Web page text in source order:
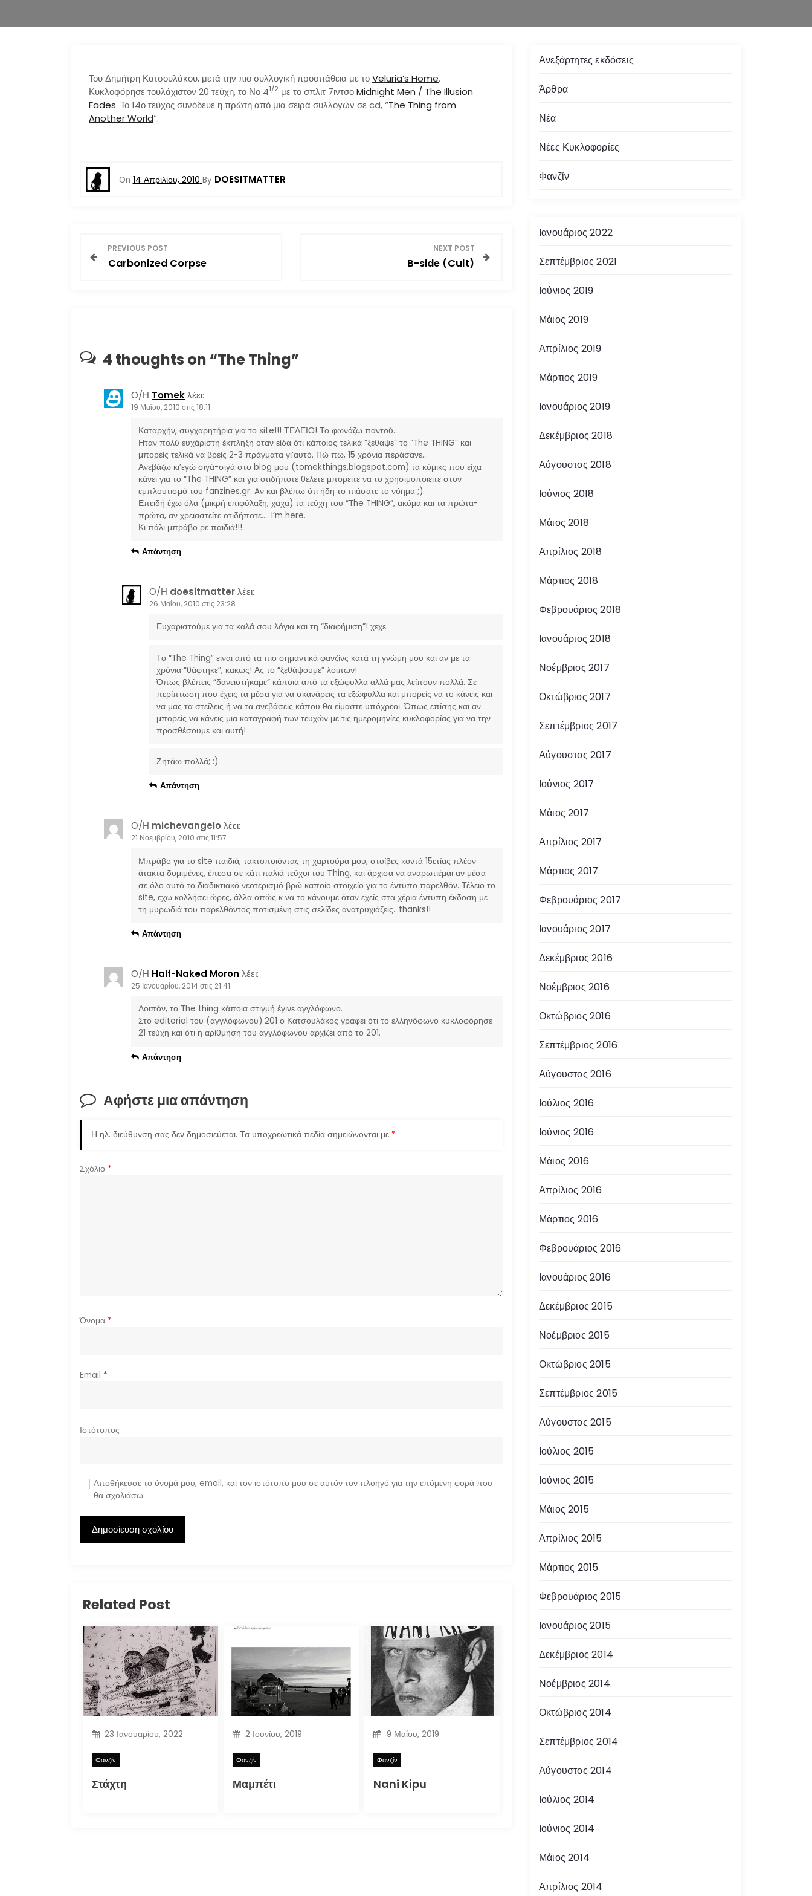
Του Δημήτρη Κατσουλάκου, μετά την πιο συλλογική προσπάθεια με τοVeluria’s Home.
Κυκλοφόρησε τουλάχιστον 20 τεύχη, το Νο 41/2 με το σπλιτ 7ιντσοMidnight Men / The Illusion
Fades. Το 14ο τεύχος συνόδευε η πρώτη από μια σειρά συλλογών σε cd, “The Thing from
Another World“.
On 14 Απριλίου, 2010 By DOESITMATTER
γ
PREVIOUS POST
Carbonized Corpse
NEXT POST
B-side (Cult)
4 thoughts on “The Thing”
Ο/Η Tomekλέει:
19 Μαΐου, 2010 στις 18:11
Καταρχήν, συγχαρητήρια για το site!!! ΤΕΛΕΙΟ! Το φωνάζω παντού…
Ηταν πολύ ευχάριστη έκπληξη οταν είδα ότι κάποιος τελικά “ξέθαψε” το “The THING” και
μπορείς τελικά να βρείς 2-3 πράγματα γι’αυτό. Πώ πω, 15 χρόνια περάσανε…
Ανεβάζω κι’εγώ σιγά-σιγά στο blog μου (tomekthings.blogspot.com) τα κόμικς που είχα
κάνει για το “The THING” και για οτιδήποτε θέλετε μπορείτε να το χρησιμοποιείτε στον
εμπλουτισμό του fanzines.gr. Aν και βλέπω ότι ήδη το πιάσατε το νόημα ;).
Επειδή έχω όλα (μικρή επιφύλαξη, χαχα) τα τεύχη του “The THING”, ακόμα και τα πρώτα-
πρώτα, αν χρειαστείτε οτιδήποτε…. I’m here.
Κι πάλι μπράβο ρε παιδιά!!!
Απάντηση
Ο/Η doesitmatterλέει:
26 Μαΐου, 2010 στις 23:28
Ευχαριστούμε για τα καλά σου λόγια και τη “διαφήμιση”! χεχε
Το “The Thing” είναι από τα πιο σημαντικά φανζίνς κατά τη γνώμη μου και αν με τα
χρόνια “θάφτηκε”, κακώς! Ας το “ξεθάψουμε” λοιπών!
Όπως βλέπεις “δανειστήκαμε” κάποια από τα εξώφυλλα αλλά μας λείπουν πολλά. Σε
περίπτωση που έχεις τα μέσα για να σκανάρεις τα εξώφυλλα και μπορείς να το κάνεις και
να μας τα στείλεις ή να τα ανεβάσεις κάπου θα είμαστε υπόχρεοι. Όπως επίσης και αν
μπορείς να κάνεις μια καταγραφή των τευχών με τις ημερομηνίες κυκλοφορίας για να την
προσθέσουμε και αυτή!
Ζητάω πολλά; :)
Απάντηση
Ο/Η michevangelo λέει:
21 Νοεμβρίου, 2010 στις 11:57
Μπράβο για το site παιδιά, τακτοποιόντας τη χαρτούρα μου, στοίβες κοντά 15ετίας πλέον
άτακτα δομιμένες, έπεσα σε κάτι παλιά τεύχοι του Τhing, και άρχισα να αναρωτιέμαι αν μέσα
σε όλο αυτό το διαδικτιακό νεοτερισμό βρώ καποίο στοιχείο για το έντυπο παρελθόν. Τέλειο το
site, εχω κολλήσει ώρες, άλλα οπώς κ να το κάνουμε όταν εχείς στα χέρια έντυπη έκδοση με
τη μυρωδιά του παρελθόντος ποτισμένη στις σελίδες ανατρυχιάζεις…thanks!!
Απάντηση
Ο/Η Half-Naked Moron λέει:
25 Ιανουαρίου, 2014 στις 21:41
Λοιπόν, το The thing κάποια στιγμή έγινε αγγλόφωνο.
Στο editorial του (αγγλόφωνου) 201 ο Κατσουλάκος γραφει ότι το ελληνόφωνο κυκλοφόρησε
21 τεύχη και ότι η αρίθμηση του αγγλόφωνου αρχίζει από το 201.
Απάντηση
Αφήστε μια απάντηση
Η ηλ. διεύθυνση σας δεν δημοσιεύεται. Τα υποχρεωτικά πεδία σημειώνονται με *
Σχόλιο *
Όνομα *
Email *
Ιστότοπος
Αποθήκευσε το όνομά μου, email, και τον ιστότοπο μου σε αυτόν τον πλοηγό για την επόμενη φορά που
θα σχολιάσω.
Related Post
23 Ιανουαρίου, 2022
Φανζίν
Στάχτη
2 Ιουνίου, 2019
Φανζίν
Μαμπέτι
9 Μαΐου, 2019
Φανζίν
Nani Kipu
Ανεξάρτητες εκδόσεις
Άρθρα
Νέα
Νέες Κυκλοφορίες
Φανζίν
Ιανουάριος 2022
Σεπτέμβριος 2021
Ιούνιος 2019
Μάιος 2019
Απρίλιος 2019
Μάρτιος 2019
Ιανουάριος 2019
Δεκέμβριος 2018
Αύγουστος 2018
Ιούνιος 2018
Μάιος 2018
Απρίλιος 2018
Μάρτιος 2018
Φεβρουάριος 2018
Ιανουάριος 2018
Νοέμβριος 2017
Οκτώβριος 2017
Σεπτέμβριος 2017
Αύγουστος 2017
Ιούνιος 2017
Μάιος 2017
Απρίλιος 2017
Μάρτιος 2017
Φεβρουάριος 2017
Ιανουάριος 2017
Δεκέμβριος 2016
Νοέμβριος 2016
Οκτώβριος 2016
Σεπτέμβριος 2016
Αύγουστος 2016
Ιούλιος 2016
Ιούνιος 2016
Μάιος 2016
Απρίλιος 2016
Μάρτιος 2016
Φεβρουάριος 2016
Ιανουάριος 2016
Δεκέμβριος 2015
Νοέμβριος 2015
Οκτώβριος 2015
Σεπτέμβριος 2015
Αύγουστος 2015
Ιούλιος 2015
Ιούνιος 2015
Μάιος 2015
Απρίλιος 2015
Μάρτιος 2015
Φεβρουάριος 2015
Ιανουάριος 2015
Δεκέμβριος 2014
Νοέμβριος 2014
Οκτώβριος 2014
Σεπτέμβριος 2014
Αύγουστος 2014
Ιούλιος 2014
Ιούνιος 2014
Μάιος 2014
Απρίλιος 2014